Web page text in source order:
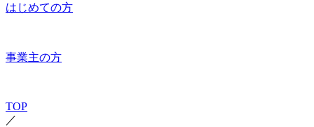
はじめての方
事業主の方
TOP
／